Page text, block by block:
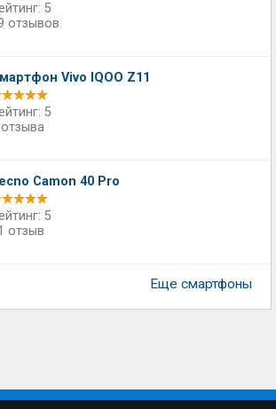
5
отзывов
Vivo IQOO Z11
5
Camon 40 Pro
5
отзыв
Еще смартфоны